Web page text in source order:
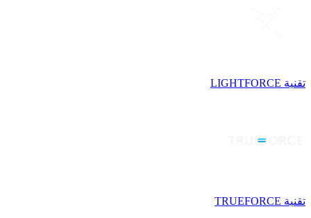
تقنية LIGHTFORCE
تقنية TRUEFORCE